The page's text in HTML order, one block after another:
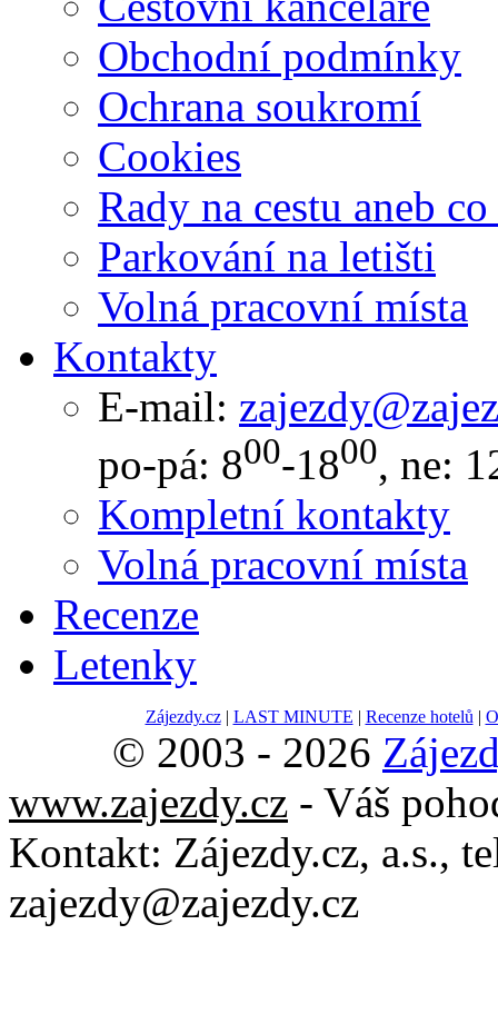
Obchodní podmínky
Ochrana soukromí
Cookies
Rady na cestu aneb
Parkování na letišti
Volná pracovní místa
Kontakty
E-mail:
po-pá: 800-1800, ne:
Kompletní kontakty
Volná pracovní místa
Recenze
Letenky
Zájezdy.cz| LAST MINUTE | Recenze hotelů |
© 2003 - 2026
www.zajezdy.cz - Váš
Kontakt: Zájezdy.cz, a.s.,
zajezdy@zajezdy.cz